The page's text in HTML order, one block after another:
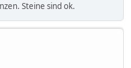
Steine sind ok.